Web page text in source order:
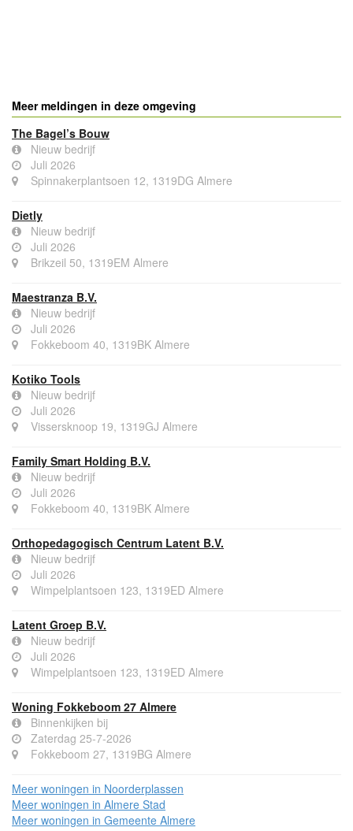
Meer meldingen in deze omgeving
The Bagel’s Bouw
Nieuw bedrijf
Juli 2026
Spinnakerplantsoen 12, 1319DG Almere
Dietly
Nieuw bedrijf
Juli 2026
Brikzeil 50, 1319EM Almere
Maestranza B.V.
Nieuw bedrijf
Juli 2026
Fokkeboom 40, 1319BK Almere
Kotiko Tools
Nieuw bedrijf
Juli 2026
Vissersknoop 19, 1319GJ Almere
Family Smart Holding B.V.
Nieuw bedrijf
Juli 2026
Fokkeboom 40, 1319BK Almere
Orthopedagogisch Centrum Latent B.V.
Nieuw bedrijf
Juli 2026
Wimpelplantsoen 123, 1319ED Almere
Latent Groep B.V.
Nieuw bedrijf
Juli 2026
Wimpelplantsoen 123, 1319ED Almere
Woning Fokkeboom 27 Almere
Binnenkijken bij
Zaterdag 25-7-2026
Fokkeboom 27, 1319BG Almere
Meer woningen in Noorderplassen
Meer woningen in Almere Stad
Meer woningen in Gemeente Almere